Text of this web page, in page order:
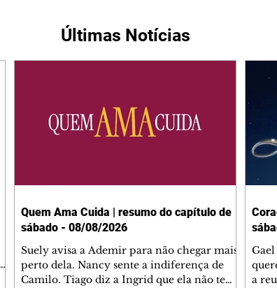
Últimas Notícias
Quem Ama Cuida | resumo do capítulo de
sábado - 08/08/2026
Suely avisa a Ademir para não chegar mais
perto dela. Nancy sente a indiferença de
Camilo. Tiago diz a Ingrid que ela não tem
Gael
a